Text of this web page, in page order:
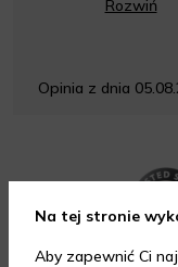
Rozwiń
Opinia z dnia
Na tej stronie
Aby zapewnić Ci